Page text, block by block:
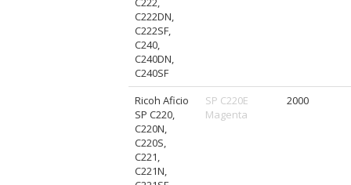
C222DN,
C222SF,
C240,
C240DN,
C240SF
Ricoh Aficio
SP C220,
C220N,
C220S,
C221,
C221N,
SP C220E
Magenta
2000